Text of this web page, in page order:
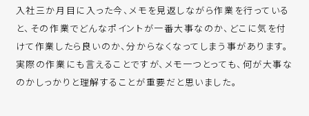
入社三か月目に入った今、メモを見返しながら作業を行っている
と、その作業でどんなポイントが一番大事なのか、どこに気を付
けて作業したら良いのか、分からなくなってしまう事があります。
実際の作業にも言えることですが、メモ一つとっても、何が大事な
のかしっかりと理解することが重要だと思いました。